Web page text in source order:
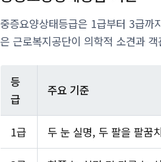
중증요양상태등급은 1급부터 3급까
은 근로복지공단이 의학적 소견과
등
급
주요 기준
1급 두 눈 실명, 두 팔을 팔꿈